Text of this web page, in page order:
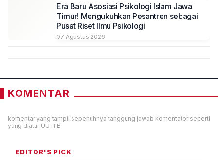
Era Baru Asosiasi Psikologi Islam Jawa
Timur! Mengukuhkan Pesantren sebagai
Pusat Riset Ilmu Psikologi
07 Agustus 2026
KOMENTAR
komentar yang tampil sepenuhnya tanggung jawab komentator seperti
yang diatur UU ITE
EDITOR'S PICK